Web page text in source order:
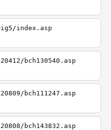
index.asp
bch130540.asp
bch111247.asp
bch143832.asp